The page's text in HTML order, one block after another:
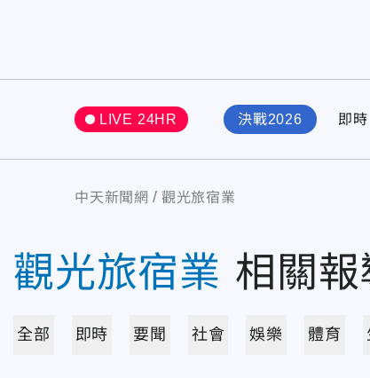
LIVE 24HR 決戰2026 即時
中天新聞網 觀光旅宿業
觀光旅宿業 相關報
全部 即時 要聞 社會 娛樂 體育